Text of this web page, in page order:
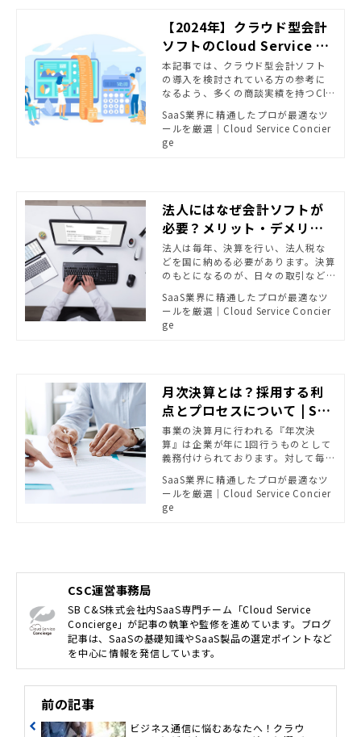
【2024年】クラウド型会計
ソフトのCloud Service Co
nciergeおすすめ3選につい
てご紹介 | SaaS業界に精通
したプロが最適なツールを
厳選｜Cloud Service Con
cierge
本記事では、クラウド型会計ソフト
の導入を検討されている方の参考に
なるよう、多くの商談実績を持つClo
クラウド型会計ソフトを基本的な特
徴や導入事例と併せて紹介していま
す。
SaaS業界に精通したプロが最適なツ
ールを厳選｜Cloud Service Concier
ge
法人にはなぜ会計ソフトが
必要？メリット・デメリッ
トや選び方を解説
法人は毎年、決算を行い、法人税な
どを国に納める必要があります。決算
のもとになるのが、日々の取引など
に計算間違いがあれば、納める税金
額の計算も間違ってしまいます。そう
ならないために、重宝するのが会計
SaaS業界に精通したプロが最適なツ
ールを厳選｜Cloud Service Concier
ge
月次決算とは？採用する利
点とプロセスについて | Saa
S業界に精通したプロが最適
なツールを厳選｜Cloud Se
rvice Concierge
事業の決算月に行われる『年次決
算』は企業が年に1回行うものとして
義務付けられております。対して毎
にも関わらず導入している企業が少
なくありません。月次決算には相応
の労力が必要ですが、年次決算の負
載しています。
SaaS業界に精通したプロが最適なツ
ールを厳選｜Cloud Service Concier
ge
CSC運営事務局
SB C&S株式会社内SaaS専門チーム「Cloud Service
Concierge」が記事の執筆や監修を進めています。ブログ
記事は、SaaSの基礎知識やSaaS製品の選定ポイントなど
を中心に情報を発信しています。
前の記事
ビジネス通信に悩むあなたへ！クラウ